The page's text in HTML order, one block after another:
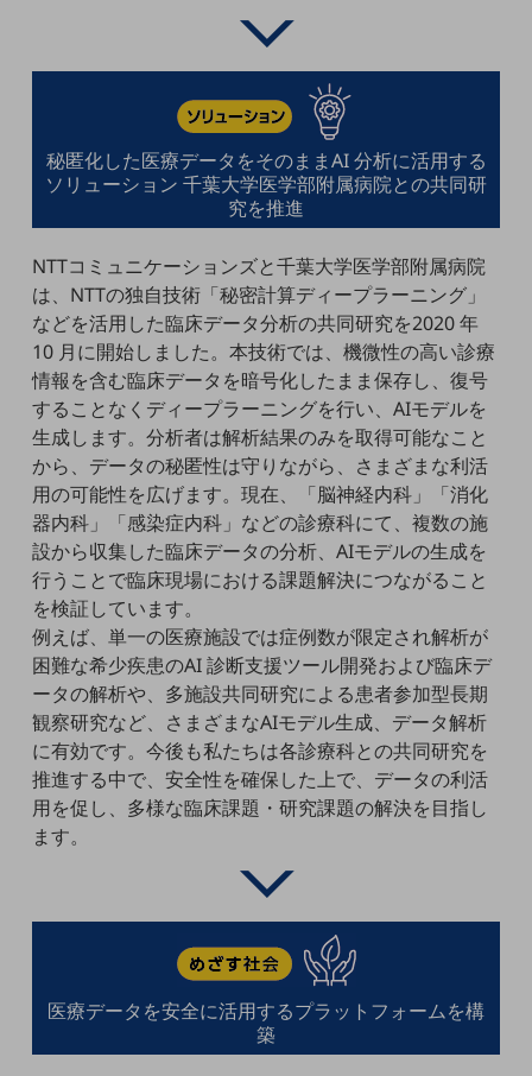
課題・ニーズで探すTOP
コミュニケーション・情報共有
マーケティング
職場環境整備
地域共創・地方創生
セキュリティ対策
遠隔監視
顧客体験（CX）改善
自動化・省電化
人材不足解消
業種・業態で探す
業種・業態で探すTOP
自治体
一次産業
医療・介護
観光
教育
モバイルTOP
秘匿化した医療データをそのままAI 分析に活用する
ソリューション 千葉大学医学部附属病院との共同研
究を推進
NTTコミュニケーションズと千葉大学医学部附属病院
は、NTTの独自技術「秘密計算ディープラーニング」
などを活用した臨床データ分析の共同研究を2020 年
10 月に開始しました。本技術では、機微性の高い診療
情報を含む臨床データを暗号化したまま保存し、復号
することなくディープラーニングを行い、AIモデルを
生成します。分析者は解析結果のみを取得可能なこと
から、データの秘匿性は守りながら、さまざまな利活
用の可能性を広げます。現在、「脳神経内科」「消化
器内科」「感染症内科」などの診療科にて、複数の施
設から収集した臨床データの分析、AIモデルの生成を
行うことで臨床現場における課題解決につながること
を検証しています。
例えば、単一の医療施設では症例数が限定され解析が
困難な希少疾患のAI 診断支援ツール開発および臨床デ
ータの解析や、多施設共同研究による患者参加型長期
観察研究など、さまざまなAIモデル生成、データ解析
に有効です。今後も私たちは各診療科との共同研究を
推進する中で、安全性を確保した上で、データの利活
用を促し、多様な臨床課題・研究課題の解決を目指し
ます。
医療データを安全に活用するプラットフォームを構
築